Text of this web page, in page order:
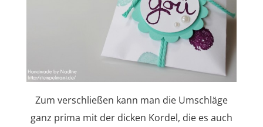
Zum verschließen kann man die Umschläge
ganz prima mit der dicken Kordel, die es auch